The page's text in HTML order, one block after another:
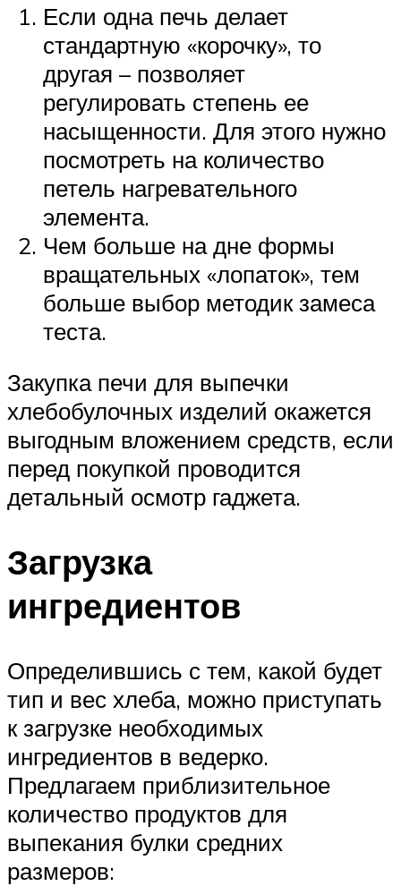
Если одна печь делает
стандартную «корочку», то
другая – позволяет
регулировать степень ее
насыщенности. Для этого нужно
посмотреть на количество
петель нагревательного
элемента.
Чем больше на дне формы
вращательных «лопаток», тем
больше выбор методик замеса
теста.
Закупка печи для выпечки
хлебобулочных изделий окажется
выгодным вложением средств, если
перед покупкой проводится
детальный осмотр гаджета.
Загрузка
ингредиентов
Определившись с тем, какой будет
тип и вес хлеба, можно приступать
к загрузке необходимых
ингредиентов в ведерко.
Предлагаем приблизительное
количество продуктов для
выпекания булки средних
размеров: